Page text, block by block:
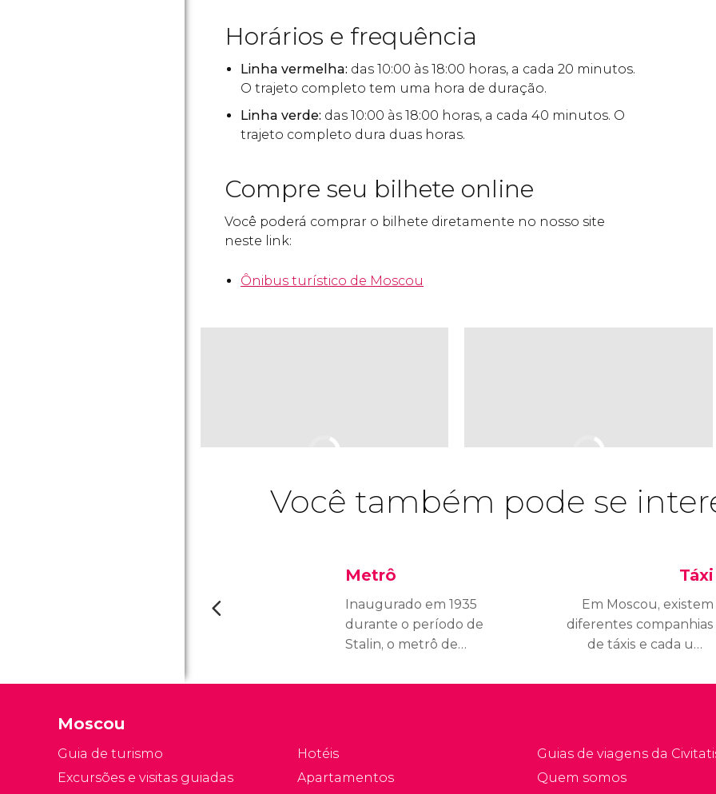
Horários e frequência
Linha vermelha: das 10:00 às 18:00 horas, a cada 20 minutos.
O trajeto completo tem uma hora de duração.
Linha verde: das 10:00 às 18:00 horas, a cada 40 minutos. O
trajeto completo dura duas horas.
Compre seu bilhete online
Você poderá comprar o bilhete diretamente no nosso site
neste link:
Ônibus turístico de Moscou
Você também pode se
Metrô
Inaugurado em 1935
durante o período de
Stalin, o metrô de
maiores e mais
atrações turísticas de
Táxi
Em Moscou, existem
diferentes companhias
de táxis e cada uma
próprias tarifas. Além
muito comum o uso de
veículos privados sem
licença que são usados
Moscou
Guia de turismo
Excursões e visitas guiadas
Hotéis
Apartamentos
Guias de viagens da
Quem somos